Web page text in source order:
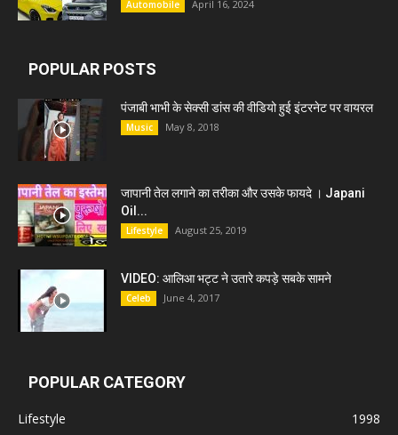
Automobile April 16, 2024
POPULAR POSTS
पंजाबी भाभी के सेक्सी डांस की वीडियो हुई इंटरनेट पर वायरल
Music May 8, 2018
जापानी तेल लगाने का तरीका और उसके फायदे । Japani
Oil...
Lifestyle August 25, 2019
VIDEO: आलिआ भट्ट ने उतारे कपड़े सबके सामने
Celeb June 4, 2017
POPULAR CATEGORY
Lifestyle
1998